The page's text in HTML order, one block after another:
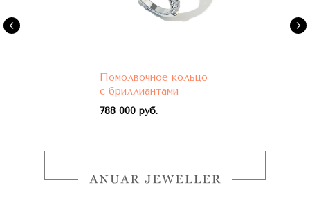
Помолвочное кольцо
с бриллиантами
788 000 руб.